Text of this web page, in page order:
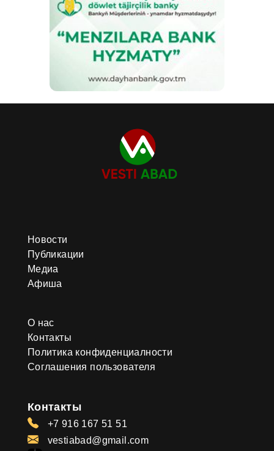
Новости
Публикации
Медиа
Афиша
О нас
Контакты
Политика конфиденциалности
Соглашения пользователя
Контакты
+7 916 167 51 51
vestiabad@gmail.com